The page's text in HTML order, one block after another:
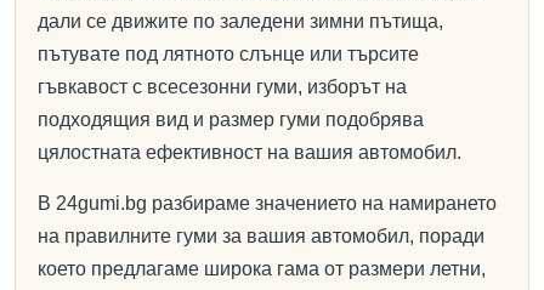
дали се движите по заледени зимни пътища,
пътувате под лятното слънце или търсите
гъвкавост с всесезонни гуми, изборът на
подходящия вид и размер гуми подобрява
цялостната ефективност на вашия автомобил.
В 24gumi.bg разбираме значението на намирането
на правилните гуми за вашия автомобил, поради
което предлагаме широка гама от размери летни,